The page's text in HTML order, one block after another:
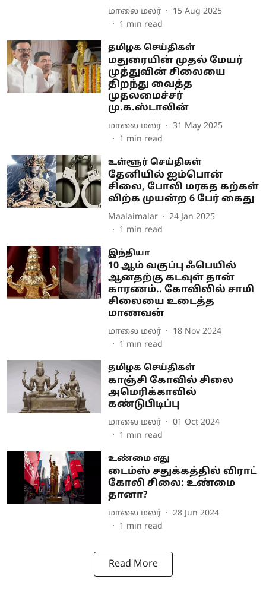
மாலை மலர்
15 Aug 2025
1 min read
தமிழக செய்திகள்
மதுரையின் முதல் மேயர்
முத்துவின் சிலையை
திறந்து வைத்த
முதலமைச்சர்
மு.க.ஸ்டாலின்
மாலை மலர்
31 May 2025
1 min read
உள்ளூர் செய்திகள்
தேனியில் ஐம்பொன்
சிலை, போலி மரகத கற்கள்
விற்க முயன்ற 6 பேர் கைது
Maalaimalar
24 Jan 2025
1 min read
இந்தியா
10 ஆம் வகுப்பு ஃபெயில்
ஆனதற்கு கடவுள் தான்
காரணம்.. கோவிலில் சாமி
சிலையை உடைத்த
மாணவன்
மாலை மலர்
18 Nov 2024
1 min read
தமிழக செய்திகள்
காஞ்சி கோவில் சிலை
அமெரிக்காவில்
கண்டுபிடிப்பு
மாலை மலர்
01 Oct 2024
1 min read
உண்மை எது
டைம்ஸ் சதுக்கத்தில் விராட்
கோலி சிலை: உண்மை
தானா?
மாலை மலர்
28 Jun 2024
1 min read
Read More